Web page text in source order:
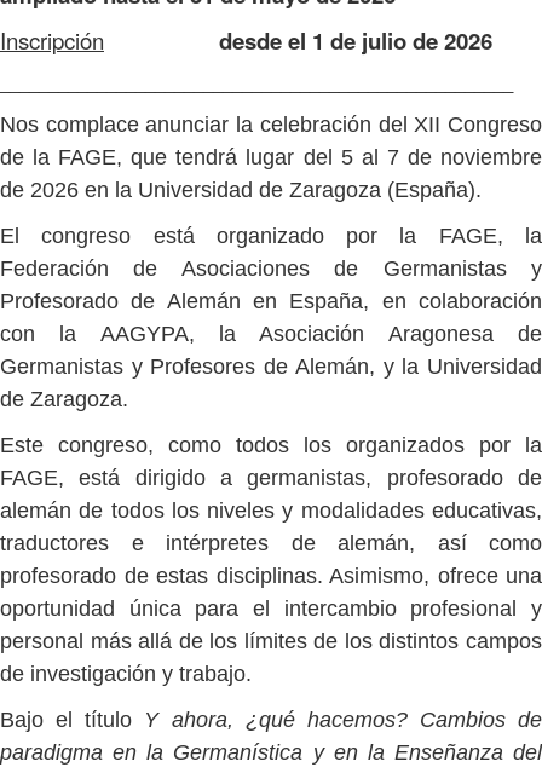
Inscripción desde el 1 de julio de 2026
Nos complace anunciar la celebración del XII Congreso
de la FAGE, que tendrá lugar del 5 al 7 de noviembre
de 2026 en la Universidad de Zaragoza (España).
El congreso está organizado por la FAGE, la
Federación de Asociaciones de Germanistas y
Profesorado de Alemán en España, en colaboración
con la AAGYPA, la Asociación Aragonesa de
Germanistas y Profesores de Alemán, y la Universidad
de Zaragoza.
Este congreso, como todos los organizados por la
FAGE, está dirigido a germanistas, profesorado de
alemán de todos los niveles y modalidades educativas,
traductores e intérpretes de alemán, así como
profesorado de estas disciplinas. Asimismo, ofrece una
oportunidad única para el intercambio profesional y
personal más allá de los límites de los distintos campos
de investigación y trabajo.
Bajo el título Y ahora, ¿qué hacemos? Cambios de
paradigma en la Germanística y en la Enseñanza del